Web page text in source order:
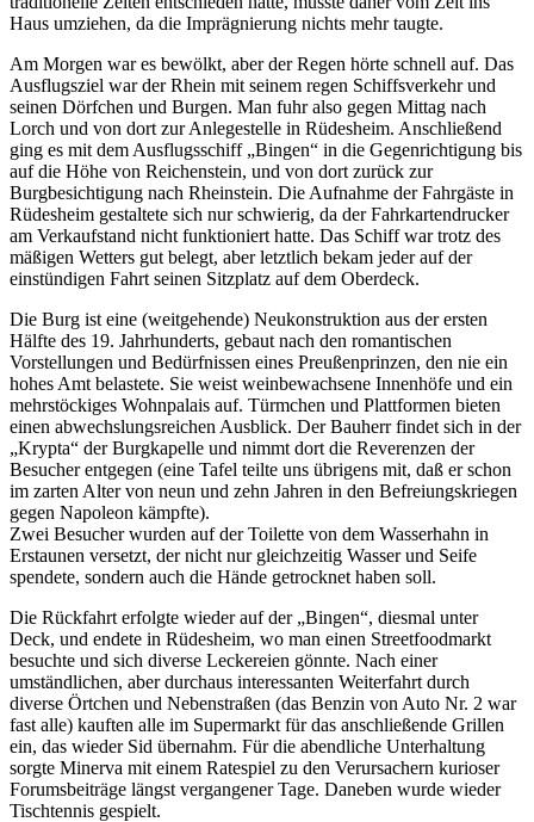
Haus umziehen, da die Imprägnierung nichts mehr taugte.
Am Morgen war es bewölkt, aber der Regen hörte schnell auf. Das
Ausflugsziel war der Rhein mit seinem regen Schiffsverkehr und
seinen Dörfchen und Burgen. Man fuhr also gegen Mittag nach
Lorch und von dort zur Anlegestelle in Rüdesheim. Anschließend
ging es mit dem Ausflugsschiff „Bingen“ in die Gegenrichtigung bis
auf die Höhe von Reichenstein, und von dort zurück zur
Burgbesichtigung nach Rheinstein. Die Aufnahme der Fahrgäste in
Rüdesheim gestaltete sich nur schwierig, da der Fahrkartendrucker
am Verkaufstand nicht funktioniert hatte. Das Schiff war trotz des
mäßigen Wetters gut belegt, aber letztlich bekam jeder auf der
einstündigen Fahrt seinen Sitzplatz auf dem Oberdeck.
Die Burg ist eine (weitgehende) Neukonstruktion aus der ersten
Hälfte des 19. Jahrhunderts, gebaut nach den romantischen
Vorstellungen und Bedürfnissen eines Preußenprinzen, den nie ein
hohes Amt belastete. Sie weist weinbewachsene Innenhöfe und ein
mehrstöckiges Wohnpalais auf. Türmchen und Plattformen bieten
einen abwechslungsreichen Ausblick. Der Bauherr findet sich in der
„Krypta“ der Burgkapelle und nimmt dort die Reverenzen der
Besucher entgegen (eine Tafel teilte uns übrigens mit, daß er schon
im zarten Alter von neun und zehn Jahren in den Befreiungskriegen
gegen Napoleon kämpfte).
Zwei Besucher wurden auf der Toilette von dem Wasserhahn in
Erstaunen versetzt, der nicht nur gleichzeitig Wasser und Seife
spendete, sondern auch die Hände getrocknet haben soll.
Die Rückfahrt erfolgte wieder auf der „Bingen“, diesmal unter
Deck, und endete in Rüdesheim, wo man einen Streetfoodmarkt
besuchte und sich diverse Leckereien gönnte. Nach einer
umständlichen, aber durchaus interessanten Weiterfahrt durch
diverse Örtchen und Nebenstraßen (das Benzin von Auto Nr. 2 war
fast alle) kauften alle im Supermarkt für das anschließende Grillen
ein, das wieder Sid übernahm. Für die abendliche Unterhaltung
sorgte Minerva mit einem Ratespiel zu den Verursachern kurioser
Forumsbeiträge längst vergangener Tage. Daneben wurde wieder
Tischtennis gespielt.